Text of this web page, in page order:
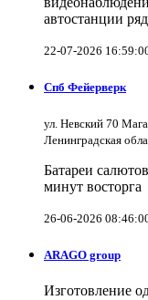
автостанции
22-07-2026
Спб Фейерверк
ул. Невский 70
Ленинградская
Батареи
минут восторга
26-06-2026
ARAGO group
Изготовление